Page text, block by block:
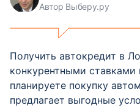
Автор Выберу.ру
Получить автокредит в
конкурентными ставками
планируете покупку
предлагает выгодные